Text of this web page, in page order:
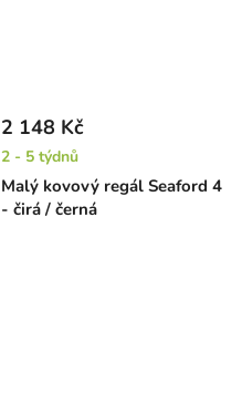
Malý kovový regál Seaford 4
- čirá / černá
2 148 Kč
2 - 5 týdnů